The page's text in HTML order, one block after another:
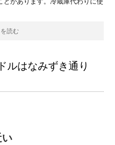
読む
ルはなみずき通り